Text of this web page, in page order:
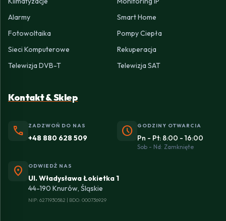
Alarmy
Smart Home
Fotowoltaika
Pompy Ciepła
Sieci Komputerowe
Rekuperacja
Telewizja DVB-T
Telewizja SAT
Kontakt & Sklep
phone ZADZWOŃ DO NAS
+48 880 628 509 schedule GODZINY OTWARCIA
Pn - Pt: 8:00 - 16:00
Sob - Nd: Zamknięte
location_on ODWIEDŹ NAS
Ul. Władysława Łokietka 1
44-190 Knurów, Śląskie
NIP: 6271930582 | BDO: 000736929